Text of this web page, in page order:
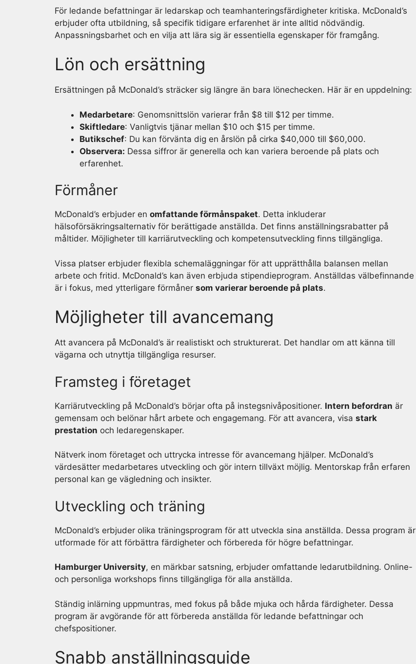
För ledande befattningar är ledarskap och teamhanteringsfärdigheter kritiska. McDonald’s
erbjuder ofta utbildning, så specifik tidigare erfarenhet är inte alltid nödvändig.
Anpassningsbarhet och en vilja att lära sig är essentiella egenskaper för framgång.
Lön och ersättning
Ersättningen på McDonald’s sträcker sig längre än bara lönechecken. Här är en uppdelning:
Medarbetare: Genomsnittslön varierar från $8 till $12 per timme.
Skiftledare: Vanligtvis tjänar mellan $10 och $15 per timme.
Butikschef: Du kan förvänta dig en årslön på cirka $40,000 till $60,000.
Observera: Dessa siffror är generella och kan variera beroende på plats och
erfarenhet.
Förmåner
McDonald’s erbjuder en omfattande förmånspaket. Detta inkluderar
hälsoförsäkringsalternativ för berättigade anställda. Det finns anställningsrabatter på
måltider. Möjligheter till karriärutveckling och kompetensutveckling finns tillgängliga.
Vissa platser erbjuder flexibla schemaläggningar för att upprätthålla balansen mellan
arbete och fritid. McDonald’s kan även erbjuda stipendieprogram. Anställdas välbefinnande
är i fokus, med ytterligare förmåner som varierar beroende på plats.
Möjligheter till avancemang
Att avancera på McDonald’s är realistiskt och strukturerat. Det handlar om att känna till
vägarna och utnyttja tillgängliga resurser.
Framsteg i företaget
Karriärutveckling på McDonald’s börjar ofta på instegsnivåpositioner. Intern befordran är
gemensam och belönar hårt arbete och engagemang. För att avancera, visa stark
prestation och ledaregenskaper.
Nätverk inom företaget och uttrycka intresse för avancemang hjälper. McDonald’s
värdesätter medarbetares utveckling och gör intern tillväxt möjlig. Mentorskap från erfaren
personal kan ge vägledning och insikter.
Utveckling och träning
McDonald’s erbjuder olika träningsprogram för att utveckla sina anställda. Dessa program är
utformade för att förbättra färdigheter och förbereda för högre befattningar.
Hamburger University, en märkbar satsning, erbjuder omfattande ledarutbildning. Online-
och personliga workshops finns tillgängliga för alla anställda.
Ständig inlärning uppmuntras, med fokus på både mjuka och hårda färdigheter. Dessa
program är avgörande för att förbereda anställda för ledande befattningar och
chefspositioner.
Snabb anställningsguide